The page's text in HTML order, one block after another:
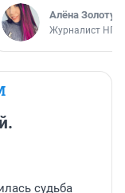
Алёна
Журналист НГС
судьба